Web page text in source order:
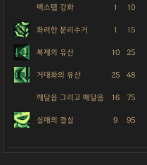
백스텝 강화 1 10
화려한 분리수거 1 15
복제의 유산 10 25
거대화의 유산 25 48
깨달음 그리고 매달음 16 75
실패의 결실 9 95